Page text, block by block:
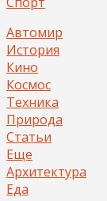
Автомир
История
Кино
Космос
Техника
Природа
Статьи
Еще
Архитектура
Еда